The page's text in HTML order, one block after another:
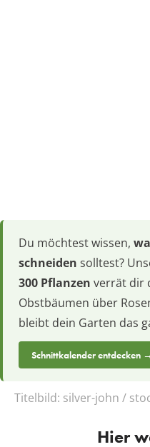
Du möchtest wissen,
schneiden solltest?
300 Pflanzen verrät dir
Obstbäumen über
bleibt dein Garten das
Schnittkalender entdecken →
Titelbild: silver-john /
Hier